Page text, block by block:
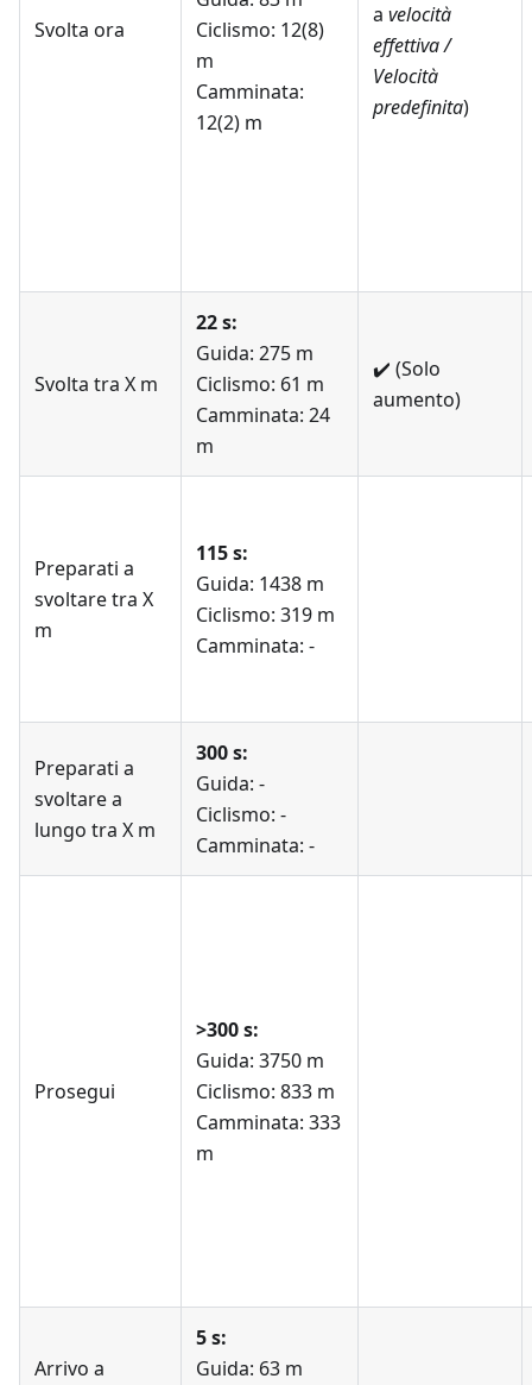
Svolta ora
Ciclismo: 12(8)
m
Camminata:
12(2) m
a velocità
effettiva /
Velocità
predefinita)
Svolta tra X m
22 s:
Guida: 275 m
Ciclismo: 61 m
Camminata: 24
m
✔️ (Solo
aumento)
Preparati a
svoltare tra X
m
115 s:
Guida: 1438 m
Ciclismo: 319 m
Camminata: -
Preparati a
svoltare a
lungo tra X m
300 s:
Guida: -
Ciclismo: -
Camminata: -
Prosegui
>300 s:
Guida: 3750 m
Ciclismo: 833 m
Camminata: 333
m
Arrivo a
5 s:
Guida: 63 m